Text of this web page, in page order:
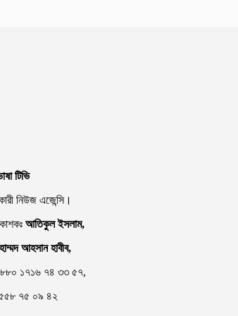
টিভি
নিউজ এজেন্সি।
আতিকুল ইসলাম,
আহসান হাবীব,
১৭১৬ ৭৪ ৩৩ ৫৭,
৭৫ ০৯ ৪২